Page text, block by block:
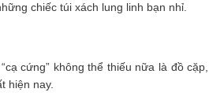
chiếc túi xách lung linh bạn nhỉ.
cứng” không thể thiếu nữa là đồ
hiện nay.